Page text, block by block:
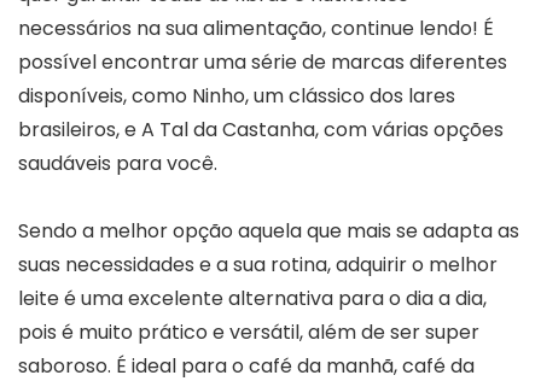
necessários na sua alimentação, continue lendo! É
possível encontrar uma série de marcas diferentes
disponíveis, como Ninho, um clássico dos lares
brasileiros, e A Tal da Castanha, com várias opções
saudáveis para você.
Sendo a melhor opção aquela que mais se adapta as
suas necessidades e a sua rotina, adquirir o melhor
leite é uma excelente alternativa para o dia a dia,
pois é muito prático e versátil, além de ser super
saboroso. É ideal para o café da manhã, café da